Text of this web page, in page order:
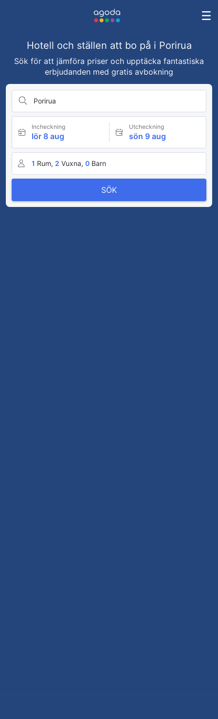
Hotell och ställen att bo på i Porirua
Sök för att jämföra priser och upptäcka fantastiska
erbjudanden med gratis avbokning
Porirua
Incheckning
lör 8 aug
Utcheckning
sön 9 aug
1 Rum, 2 Vuxna, 0 Barn
SÖK